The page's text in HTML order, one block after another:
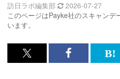
このページはPayke社のスキャンデ
います。
訪日ラボ編集部 2026-07-27
x<br>